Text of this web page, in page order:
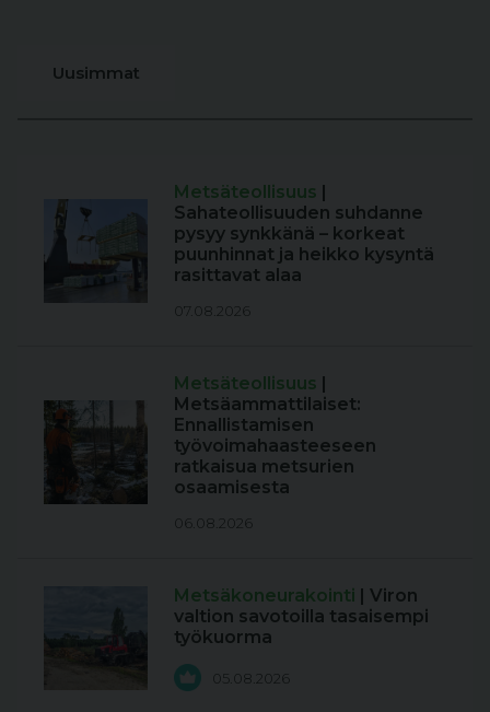
Uusimmat
Metsäteollisuus |
Sahateollisuuden suhdanne
pysyy synkkänä – korkeat
puunhinnat ja heikko kysyntä
rasittavat alaa
07.08.2026
Metsäteollisuus |
Metsäammattilaiset:
Ennallistamisen
työvoimahaasteeseen
ratkaisua metsurien
osaamisesta
06.08.2026
Metsäkoneurakointi | Viron
valtion savotoilla tasaisempi
työkuorma
05.08.2026